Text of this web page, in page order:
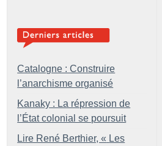
Catalogne : Construire
l’anarchisme organisé
Kanaky : La répression de
l’État colonial se poursuit
Lire René Berthier, « Les